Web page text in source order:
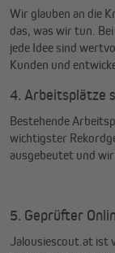
Wir glauben an die
das, was wir tun.
jede Idee sind
Kunden und
4. Arbeitsplätze
Bestehende
wichtigster
ausgebeutet und
5. Geprüfter
Jalousiescout.at ist